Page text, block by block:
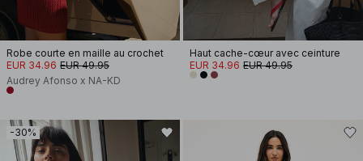
Robe courte en maille au crochet
EUR 34.96 EUR 49.95
Audrey Afonso x NA-KD
Haut cache-cœur avec ceinture
EUR 34.96 EUR 49.95
-30%